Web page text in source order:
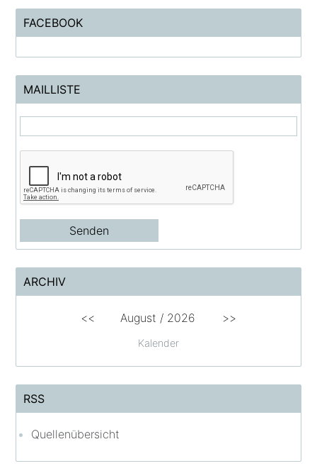
FACEBOOK
MAILLISTE
ARCHIV
Kalender
<< August / 2026 >>
RSS
Quellenübersicht